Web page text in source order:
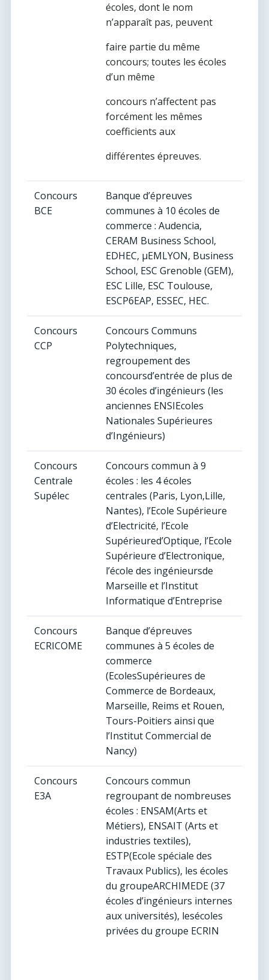
écoles, dont le nom
n’apparaît pas, peuvent
faire partie du même
concours; toutes les écoles
d’un même
concours n’affectent pas
forcément les mêmes
coefficients aux
différentes épreuves.
Concours
BCE
Banque d’épreuves
communes à 10 écoles de
commerce : Audencia,
CERAM Business School,
EDHEC, µEMLYON, Business
School, ESC Grenoble (GEM),
ESC Lille, ESC Toulouse,
ESCP6EAP, ESSEC, HEC.
Concours
CCP
Concours Communs
Polytechniques,
regroupement des
concoursd’entrée de plus de
30 écoles d’ingénieurs (les
anciennes ENSIEcoles
Nationales Supérieures
d’Ingénieurs)
Concours
Centrale
Supélec
Concours commun à 9
écoles : les 4 écoles
centrales (Paris, Lyon,Lille,
Nantes), l’Ecole Supérieure
d’Electricité, l’Ecole
Supérieured’Optique, l’Ecole
Supérieure d’Electronique,
l’école des ingénieursde
Marseille et l’Institut
Informatique d’Entreprise
Concours
ECRICOME
Banque d’épreuves
communes à 5 écoles de
commerce
(EcolesSupérieures de
Commerce de Bordeaux,
Marseille, Reims et Rouen,
Tours-Poitiers ainsi que
l’Institut Commercial de
Nancy)
Concours
E3A
Concours commun
regroupant de nombreuses
écoles : ENSAM(Arts et
Métiers), ENSAIT (Arts et
industries textiles),
ESTP(Ecole spéciale des
Travaux Publics), les écoles
du groupeARCHIMEDE (37
écoles d’ingénieurs internes
aux universités), lesécoles
privées du groupe ECRIN